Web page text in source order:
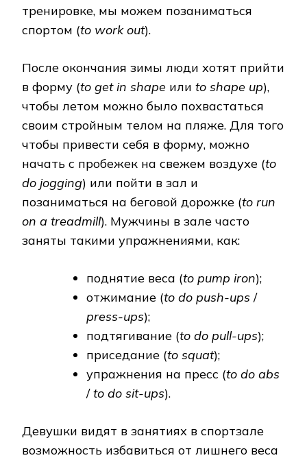
тренировке, мы можем позаниматься
спортом (to work out).
После окончания зимы люди хотят прийти
в форму (to get in shape или to shape up),
чтобы летом можно было похвастаться
своим стройным телом на пляже. Для того
чтобы привести себя в форму, можно
начать с пробежек на свежем воздухе (to
do jogging) или пойти в зал и
позаниматься на беговой дорожке (to run
on a treadmill). Мужчины в зале часто
заняты такими упражнениями, как:
поднятие веса (to pump iron);
отжимание (to do push-ups /
press-ups);
подтягивание (to do pull-ups);
приседание (to squat);
упражнения на пресс (to do abs
/to do sit-ups).
Девушки видят в занятиях в спортзале
возможность избавиться от лишнего веса